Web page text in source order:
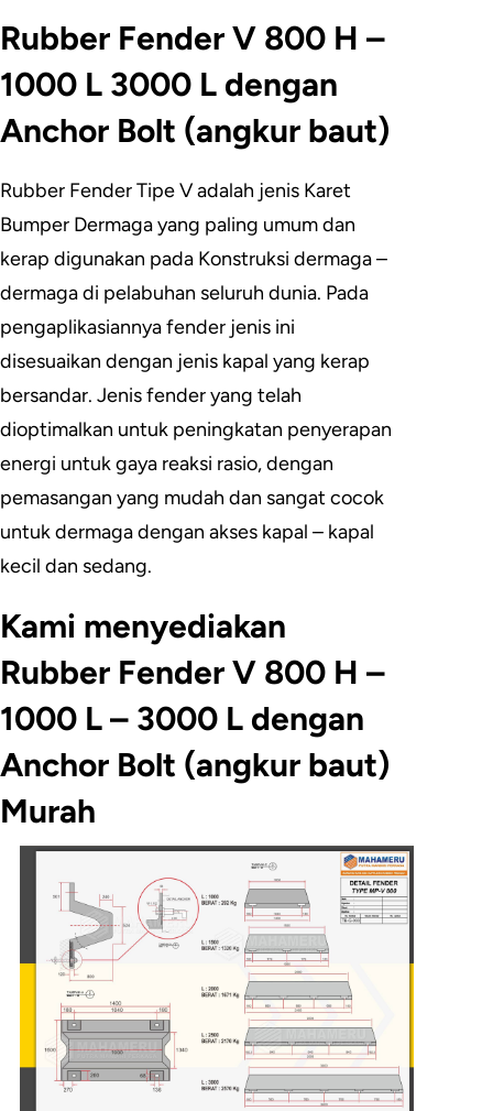
Rubber Fender V 800 H –
1000 L 3000 L dengan
Anchor Bolt (angkur baut)
Rubber Fender Tipe V adalah jenis Karet
Bumper Dermaga yang paling umum dan
kerap digunakan pada Konstruksi dermaga –
dermaga di pelabuhan seluruh dunia. Pada
pengaplikasiannya fender jenis ini
disesuaikan dengan jenis kapal yang kerap
bersandar. Jenis fender yang telah
dioptimalkan untuk peningkatan penyerapan
energi untuk gaya reaksi rasio, dengan
pemasangan yang mudah dan sangat cocok
untuk dermaga dengan akses kapal – kapal
kecil dan sedang.
Kami menyediakan
Rubber Fender V 800 H –
1000 L – 3000 L dengan
Anchor Bolt (angkur baut)
Murah